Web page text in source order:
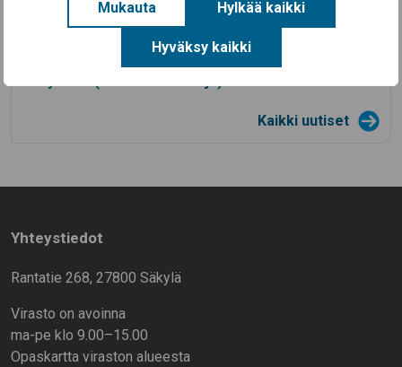
Mukauta Hylkää kaikki
Hyväksy kaikki
Säkylän Taiteiden yö 2026
Aineellisen avun kortteja on nyt haettavissa
Kaikki uutiset
Yhteystiedot
Rantatie 268, 27800 Säkylä
Virasto on avoinna
ma-pe klo 9.00–15.00
Opaskartta viraston alueesta